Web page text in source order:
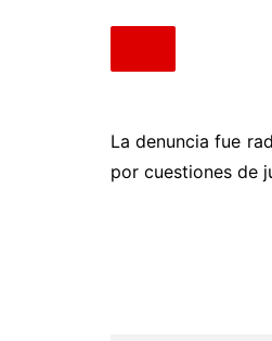
La denuncia fue
por cuestiones de